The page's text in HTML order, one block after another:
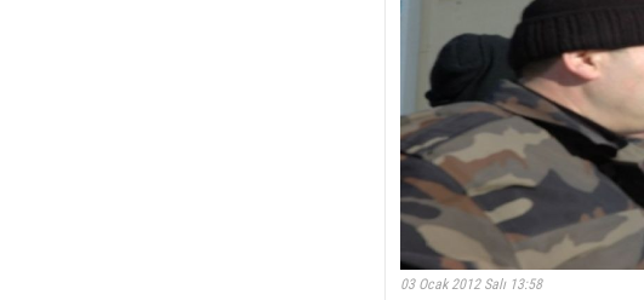
03 Ocak 2012 Salı 13:58